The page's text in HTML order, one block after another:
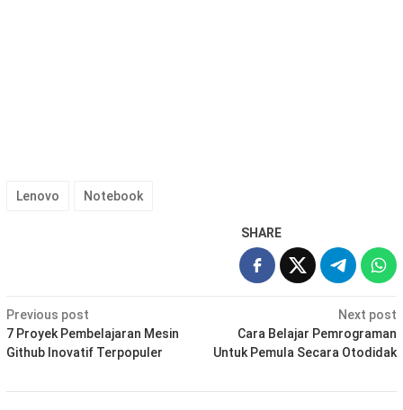
Lenovo Notebook
SHARE
Post
navigation
Previous post
7 Proyek Pembelajaran Mesin
Github Inovatif Terpopuler
Next post
Cara Belajar Pemrograman
Untuk Pemula Secara Otodidak